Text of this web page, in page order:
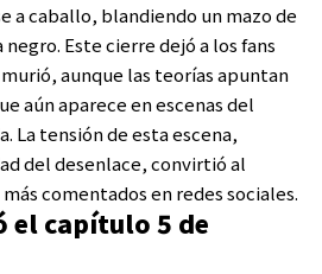
a caballo, blandiendo un mazo de
Este cierre dejó a los fans
aunque las teorías apuntan
aún aparece en escenas del
La tensión de esta escena,
del desenlace, convirtió al
comentados en redes sociales.
el capítulo 5 de